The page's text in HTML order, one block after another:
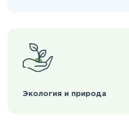
Экология и природа